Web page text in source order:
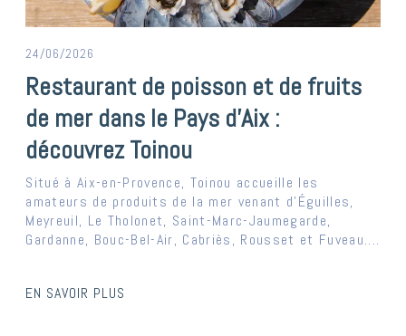
24/06/2026
Restaurant de poisson et de fruits
de mer dans le Pays d’Aix :
découvrez Toinou
Situé à Aix-en-Provence, Toinou accueille les
amateurs de produits de la mer venant d’Éguilles,
Meyreuil, Le Tholonet, Saint-Marc-Jaumegarde,
Gardanne, Bouc-Bel-Air, Cabriès, Rousset et Fuveau....
EN SAVOIR PLUS